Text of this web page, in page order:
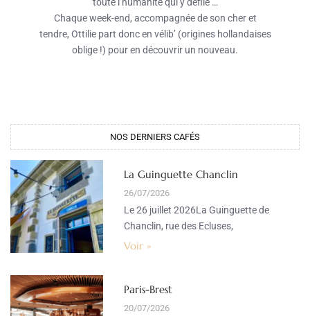
toute l’humanité qui y défile …
Chaque week-end, accompagnée de son cher et
tendre, Ottilie part donc en vélib’ (origines hollandaises
oblige !) pour en découvrir un nouveau.
NOS DERNIERS CAFÉS
La Guinguette Chanclin
26/07/2026
Le 26 juillet 2026La Guinguette de
Chanclin, rue des Ecluses,
Voir »
Paris-Brest
20/07/2026